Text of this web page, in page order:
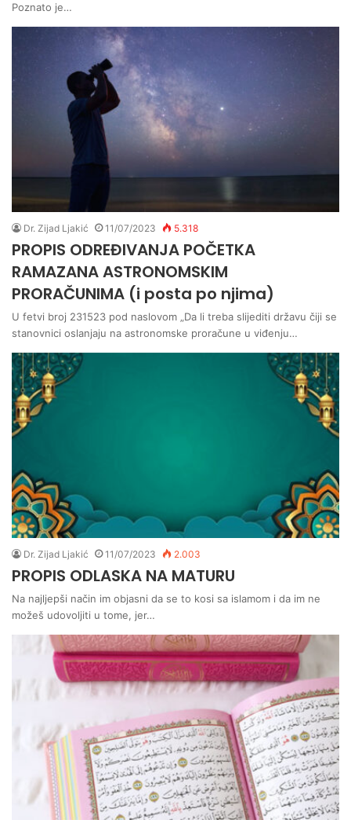
Poznato je…
Dr. Zijad Ljakić 11/07/2023 5.318
PROPIS ODREĐIVANJA POČETKA
RAMAZANA ASTRONOMSKIM
PRORAČUNIMA (i posta po njima)
U fetvi broj 231523 pod naslovom „Da li treba slijediti državu čiji se
stanovnici oslanjaju na astronomske proračune u viđenju…
Dr. Zijad Ljakić 11/07/2023 2.003
PROPIS ODLASKA NA MATURU
Na najljepši način im objasni da se to kosi sa islamom i da im ne
možeš udovoljiti u tome, jer…